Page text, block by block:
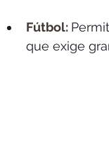
Fútbol:
que exige